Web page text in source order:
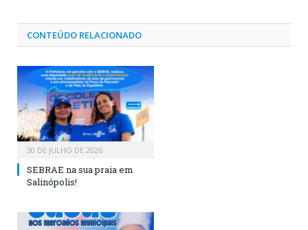
CONTEÚDO RELACIONADO
30 DE JULHO DE 2026
SEBRAE na sua praia em
Salinópolis!